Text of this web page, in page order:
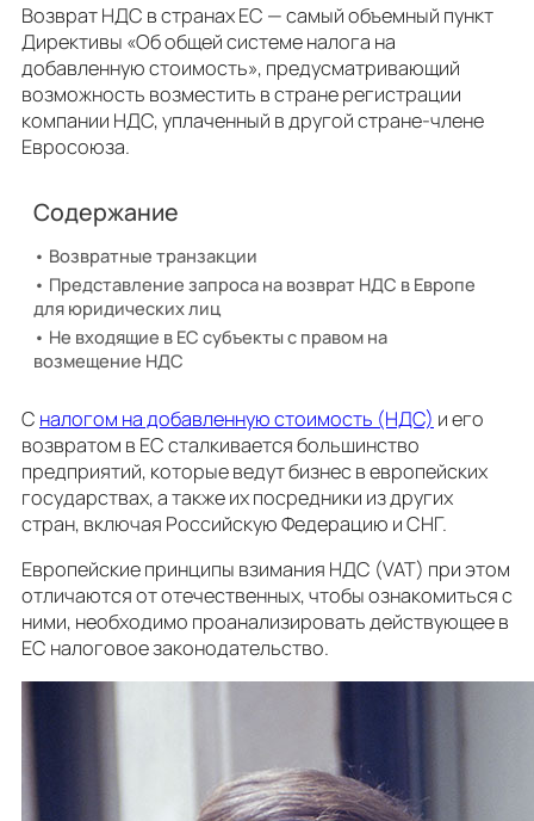
Возврат НДС в странах ЕС — самый объемный пункт
Директивы «Об общей системе налога на
добавленную стоимость», предусматривающий
возможность возместить в стране регистрации
компании НДС, уплаченный в другой стране-члене
Евросоюза.
Содержание
Возвратные транзакции
Представление запроса на возврат НДС в Европе
для юридических лиц
Не входящие в ЕС субъекты с правом на
возмещение НДС
С налогом на добавленную стоимость (НДС) и его
возвратом в ЕС сталкивается большинство
предприятий, которые ведут бизнес в европейских
государствах, а также их посредники из других
стран, включая Российскую Федерацию и СНГ.
Европейские принципы взимания НДС (VAT) при этом
отличаются от отечественных, чтобы ознакомиться с
ними, необходимо проанализировать действующее в
ЕС налоговое законодательство.